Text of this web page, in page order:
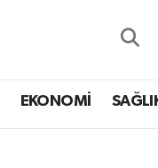
EKONOMİ